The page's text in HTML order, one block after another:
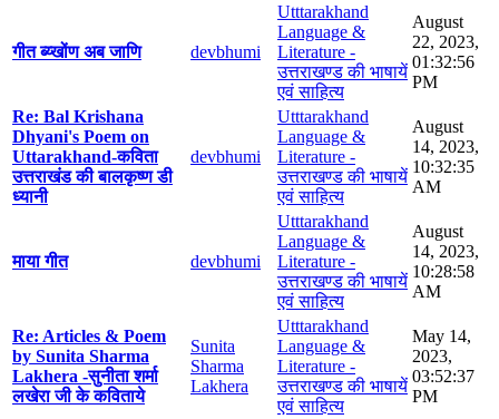
गीत ब्य्खोंण अब जाणि devbhumi
Utttarakhand
Language &
Literature -
उत्तराखण्ड की भाषायें
एवं साहित्य
August
22, 2023,
01:32:56
PM
Re: Bal Krishana
Dhyani's Poem on
Uttarakhand-कविता
उत्तराखंड की बालकृष्ण डी
ध्यानी
devbhumi
Utttarakhand
Language &
Literature -
उत्तराखण्ड की भाषायें
एवं साहित्य
August
14, 2023,
10:32:35
AM
माया गीत devbhumi
Utttarakhand
Language &
Literature -
उत्तराखण्ड की भाषायें
एवं साहित्य
August
14, 2023,
10:28:58
AM
Re: Articles & Poem
by Sunita Sharma
Lakhera -सुनीता शर्मा
लखेरा जी के कविताये
Sunita
Sharma
Lakhera
Utttarakhand
Language &
Literature -
उत्तराखण्ड की भाषायें
एवं साहित्य
May 14,
2023,
03:52:37
PM